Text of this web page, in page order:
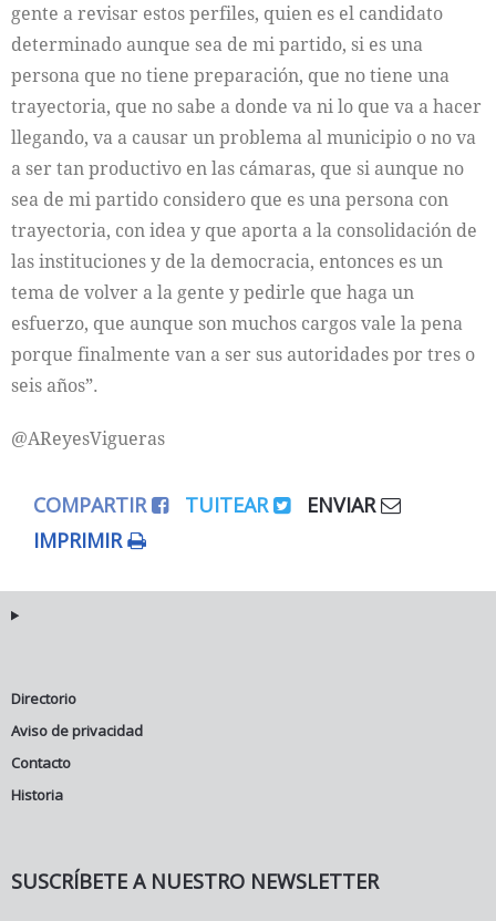
gente a revisar estos perfiles, quien es el candidato
determinado aunque sea de mi partido, si es una
persona que no tiene preparación, que no tiene una
trayectoria, que no sabe a donde va ni lo que va a hacer
llegando, va a causar un problema al municipio o no va
a ser tan productivo en las cámaras, que si aunque no
sea de mi partido considero que es una persona con
trayectoria, con idea y que aporta a la consolidación de
las instituciones y de la democracia, entonces es un
tema de volver a la gente y pedirle que haga un
esfuerzo, que aunque son muchos cargos vale la pena
porque finalmente van a ser sus autoridades por tres o
seis años”.
@AReyesVigueras
COMPARTIR TUITEAR
ENVIAR
IMPRIMIR
Directorio
Aviso de privacidad
Contacto
Historia
SUSCRÍBETE A NUESTRO NEWSLETTER